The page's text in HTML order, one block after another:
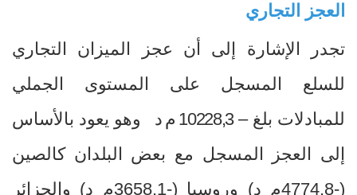
العجز التجاري
تجدر الإشارة إلى أن عجز الميزان التجاري
للسلع المسجل على المستوى الجملي
للمبادلات بلغ –10228,3 م د
وهو يعود بالأساس
إلى العجز المسجل مع بعض البلدان كالصين
(-
4774,8م د) وروسيا (-3658,1م د) والجزائر